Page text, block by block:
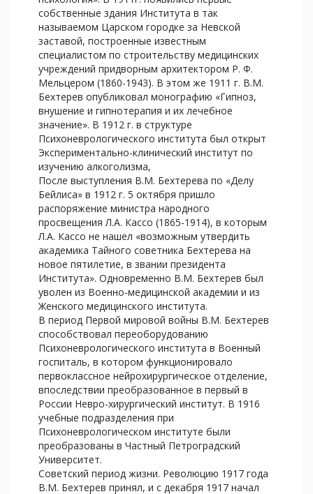
собственные здания Института в так
называемом Царском городке за Невской
заставой, построенные известным
специалистом по строительству медицинских
учреждений придворным архитектором Р. Ф.
Мельцером (1860-1943). В этом же 1911 г. В.М.
Бехтерев опубликовал монографию «Гипноз,
внушение и гипнотерапия и их лечебное
значение». В 1912 г. в структуре
Психоневрологического института был открыт
Экспериментально-клинический институт по
изучению алкоголизма,
После выступления В.М. Бехтерева по «Делу
Бейлиса» в 1912 г. 5 октября пришло
распоряжение министра народного
просвещения Л.А. Кассо (1865-1914), в которым
Л.А. Кассо не нашел «возможным утвердить
академика Тайного советника Бехтерева на
новое пятилетие, в звании президента
Института». Одновременно В.М. Бехтерев был
уволен из Военно-медицинской академии и из
Женского медицинского института.
В период Первой мировой войны В.М. Бехтерев
способствовал переоборудованию
Психоневрологического института в Военный
госпиталь, в котором функционировало
первоклассное нейрохирургическое отделение,
впоследствии преобразованное в первый в
России Невро-хирургический институт. В 1916
учебные подразделения при
Психоневрологическом институте были
преобразованы в Частный Петроградский
Университет.
Советский период жизни. Революцию 1917 года
В.М. Бехтерев принял, и с декабря 1917 начал